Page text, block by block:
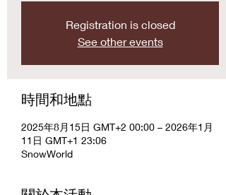
Registration is closed
See other events
時間和地點
2025年8月15日 GMT+2 00:00 – 2026年1月
11日 GMT+1 23:06
SnowWorld